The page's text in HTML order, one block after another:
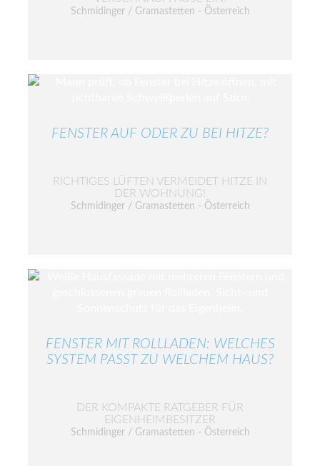
Schmidinger / Gramastetten - Österreich
FENSTER AUF ODER ZU BEI HITZE?
RICHTIGES LÜFTEN VERMEIDET HITZE IN
DER WOHNUNG!
Schmidinger / Gramastetten - Österreich
FENSTER MIT ROLLLADEN: WELCHES
SYSTEM PASST ZU WELCHEM HAUS?
DER KOMPAKTE RATGEBER FÜR
EIGENHEIMBESITZER
Schmidinger / Gramastetten - Österreich